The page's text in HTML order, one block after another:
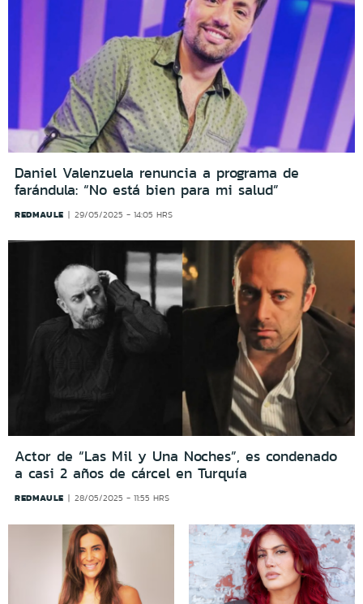
Daniel Valenzuela renuncia a programa de
farándula: “No está bien para mi salud”
REDMAULE 29/05/2025 - 14:05 HRS
Actor de “Las Mil y Una Noches”, es condenado
a casi 2 años de cárcel en Turquía
REDMAULE 28/05/2025 - 11:55 HRS